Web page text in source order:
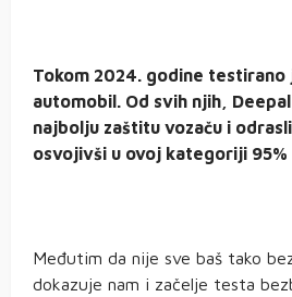
Tokom 2024. godine testirano
automobil. Od svih njih,
najbolju zaštitu vozaču i
osvojivši u ovoj kategoriji 95%
Međutim da nije sve baš tako
dokazuje nam i začelje testa